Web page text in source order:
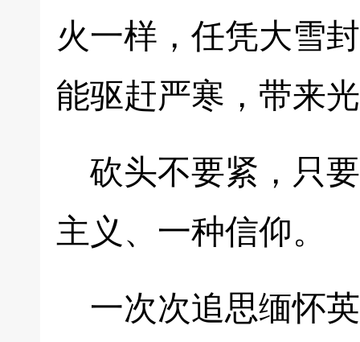
火一样，任凭大雪
能驱赶严寒，带来
砍头不要紧，只
主义、一种信仰。
一次次追思缅怀